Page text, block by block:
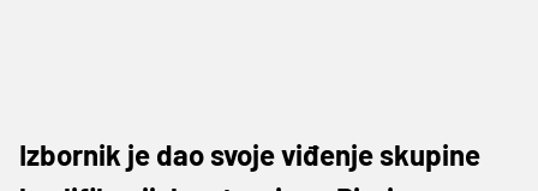
Izbornik je dao svoje viđenje skupine